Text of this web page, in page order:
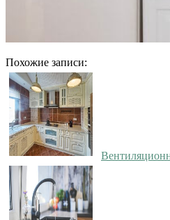
Похожие записи: